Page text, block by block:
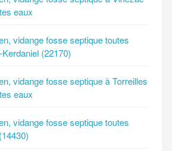
eaux
vidange fosse septique toutes
(22170)
vidange fosse septique à Torreilles
eaux
vidange fosse septique toutes